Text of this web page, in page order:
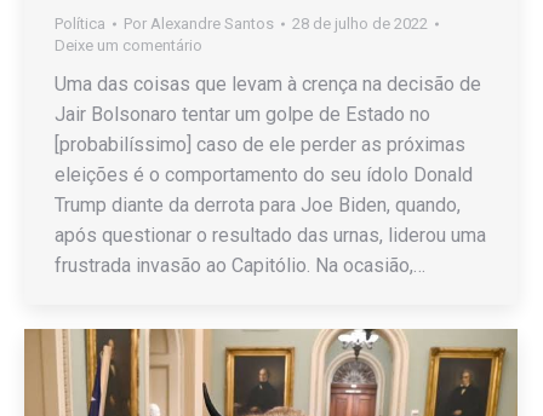
Política Por Alexandre Santos
28 de julho de 2022
Deixe um comentário
Uma das coisas que levam à crença na decisão de
Jair Bolsonaro tentar um golpe de Estado no
[probabilíssimo] caso de ele perder as próximas
eleições é o comportamento do seu ídolo Donald
Trump diante da derrota para Joe Biden, quando,
após questionar o resultado das urnas, liderou uma
frustrada invasão ao Capitólio. Na ocasião,…